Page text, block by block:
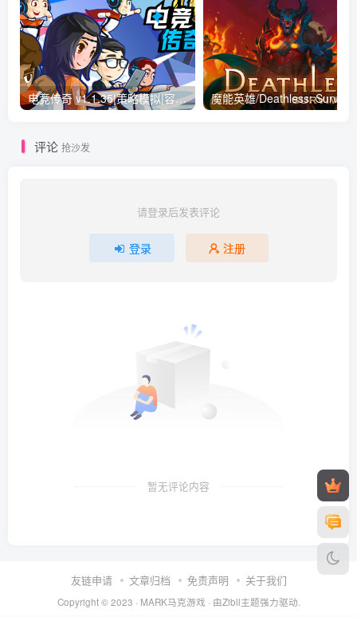
电竞传奇 v1.1.35|策略模拟|容量819MB|免安装绿色中文版
评论 抢沙发
请登录后发表评论
登录 注册
暂无评论内容
友链申请 文章归档 免责声明 关于我们
Copyright © 2023 · MARK马克游戏 · 由Zibll主题强力驱动.